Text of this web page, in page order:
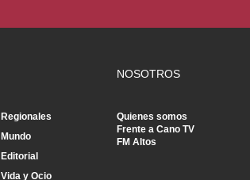
Regionales
Mundo
Editorial
Vida y Ocio
NOSOTROS
Quienes somos
Frente a Cano TV
FM Altos